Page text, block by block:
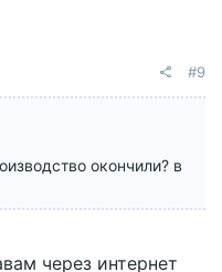
#9
окончили? в
через интернет